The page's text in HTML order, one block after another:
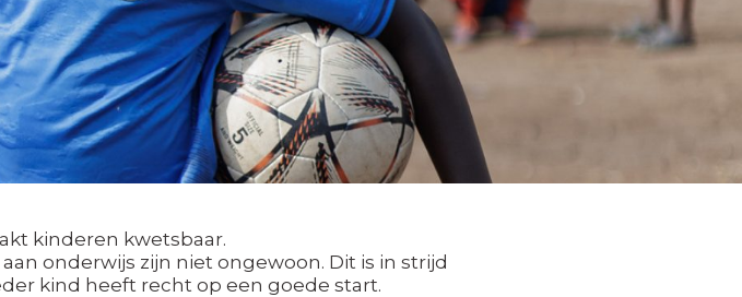
kinderen kwetsbaar.
onderwijs zijn niet ongewoon. Dit is in strijd
kind heeft recht op een goede start.